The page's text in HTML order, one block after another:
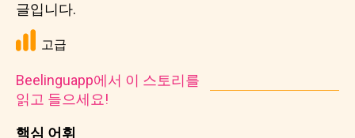
핵심 어휘
글입니다.
고급
Beelinguapp에서 이 스토리를
읽고 들으세요!